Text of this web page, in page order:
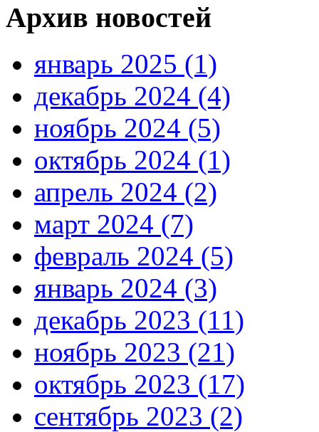
Архив новостей
январь 2025 (1)
декабрь 2024 (4)
ноябрь 2024 (5)
октябрь 2024 (1)
апрель 2024 (2)
март 2024 (7)
февраль 2024 (5)
январь 2024 (3)
декабрь 2023 (11)
ноябрь 2023 (21)
октябрь 2023 (17)
сентябрь 2023 (2)